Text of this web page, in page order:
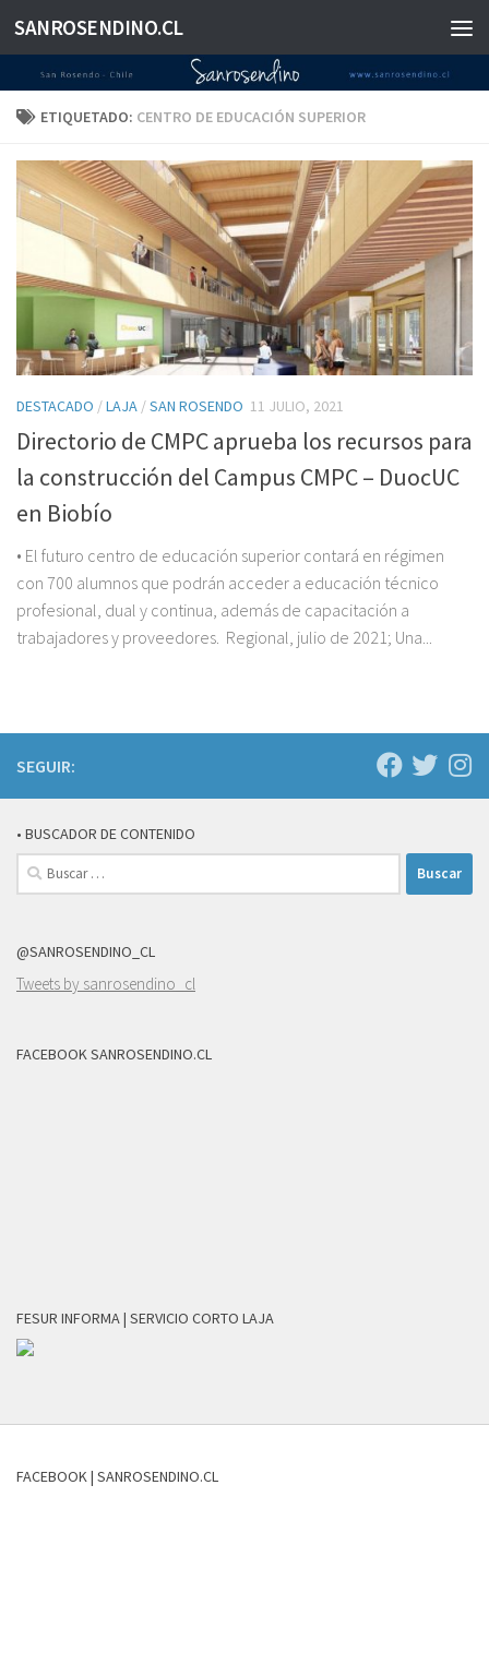
Saltar al contenido
SANROSENDINO.CL
ETIQUETADO: CENTRO DE EDUCACIÓN SUPERIOR
DESTACADO /LAJA /SAN ROSENDO 11 JULIO, 2021
Directorio de CMPC aprueba los recursos para
la construcción del Campus CMPC – DuocUC
en Biobío
• El futuro centro de educación superior contará en régimen
con 700 alumnos que podrán acceder a educación técnico
profesional, dual y continua, además de capacitación a
trabajadores y proveedores. Regional, julio de 2021; Una...
SEGUIR:
• BUSCADOR DE CONTENIDO
Buscar:
@SANROSENDINO_CL
Tweets by sanrosendino_cl
FACEBOOK SANROSENDINO.CL
FESUR INFORMA | SERVICIO CORTO LAJA
FACEBOOK | SANROSENDINO.CL